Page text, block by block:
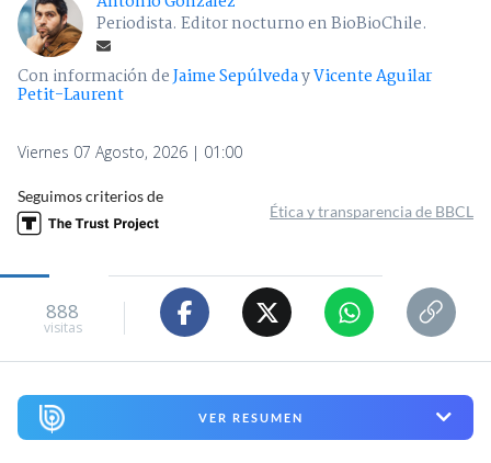
Periodista. Editor nocturno en BioBioChile.
Con información deJaime SepúlvedayVicente Aguilar
Petit-Laurent
Viernes 07 Agosto, 2026 | 01:00
Seguimos criterios de
Ética y transparencia de BBCL
888
visitas
VER RESUMEN